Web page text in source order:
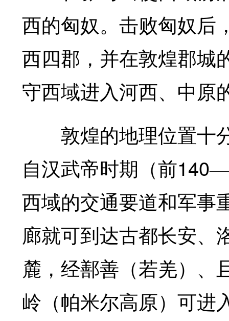
西的匈奴。击败匈奴后
西四郡，并在敦煌郡城
守西域进入河西、中原
敦煌的地理位置十分
自汉武帝时期（前140—
西域的交通要道和军事
廊就可到达古都长安、
麓，经鄯善（若羌）、
岭（帕米尔高原）可进